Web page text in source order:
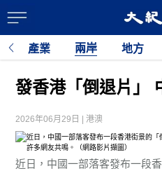
產業 兩岸 地方
發香港「倒退片」
2026年06月29日 | 港澳
近日，中國一部落客發布一段